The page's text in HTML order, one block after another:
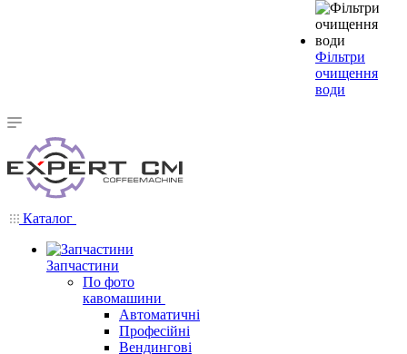
Фільтри
очищення
води
Каталог
Запчастини
По фото
кавомашини
Автоматичні
Професійні
Вендингові